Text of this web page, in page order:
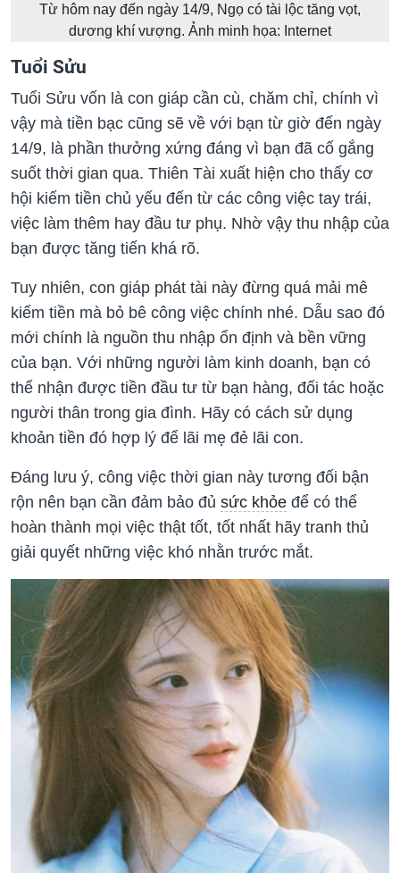
Từ hôm nay đến ngày 14/9, Ngọ có tài lộc tăng vọt,
dương khí vượng. Ảnh minh họa: Internet
Tuổi Sửu
Tuổi Sửu vốn là con giáp cần cù, chăm chỉ, chính vì
vậy mà tiền bạc cũng sẽ về với bạn từ giờ đến ngày
14/9, là phần thưởng xứng đáng vì bạn đã cố gắng
suốt thời gian qua. Thiên Tài xuất hiện cho thấy cơ
hội kiếm tiền chủ yếu đến từ các công việc tay trái,
việc làm thêm hay đầu tư phụ. Nhờ vậy thu nhập của
bạn được tăng tiến khá rõ.
Tuy nhiên, con giáp phát tài này đừng quá mải mê
kiếm tiền mà bỏ bê công việc chính nhé. Dẫu sao đó
mới chính là nguồn thu nhập ổn định và bền vững
của bạn. Với những người làm kinh doanh, bạn có
thể nhận được tiền đầu tư từ bạn hàng, đối tác hoặc
người thân trong gia đình. Hãy có cách sử dụng
khoản tiền đó hợp lý để lãi mẹ đẻ lãi con.
Đáng lưu ý, công việc thời gian này tương đối bận
rộn nên bạn cần đảm bảo đủ sức khỏe để có thể
hoàn thành mọi việc thật tốt, tốt nhất hãy tranh thủ
giải quyết những việc khó nhằn trước mắt.